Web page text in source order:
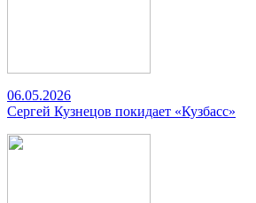
06.05.2026
Сергей Кузнецов покидает «Кузбасс»